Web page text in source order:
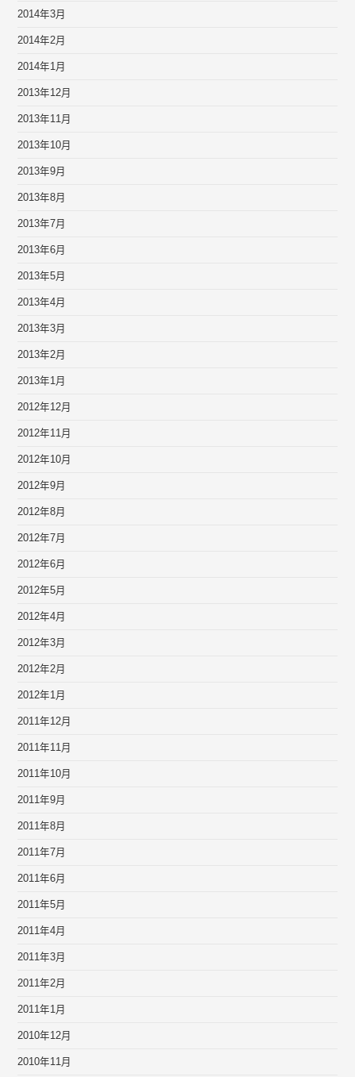
2014年3月
2014年2月
2014年1月
2013年12月
2013年11月
2013年10月
2013年9月
2013年8月
2013年7月
2013年6月
2013年5月
2013年4月
2013年3月
2013年2月
2013年1月
2012年12月
2012年11月
2012年10月
2012年9月
2012年8月
2012年7月
2012年6月
2012年5月
2012年4月
2012年3月
2012年2月
2012年1月
2011年12月
2011年11月
2011年10月
2011年9月
2011年8月
2011年7月
2011年6月
2011年5月
2011年4月
2011年3月
2011年2月
2011年1月
2010年12月
2010年11月